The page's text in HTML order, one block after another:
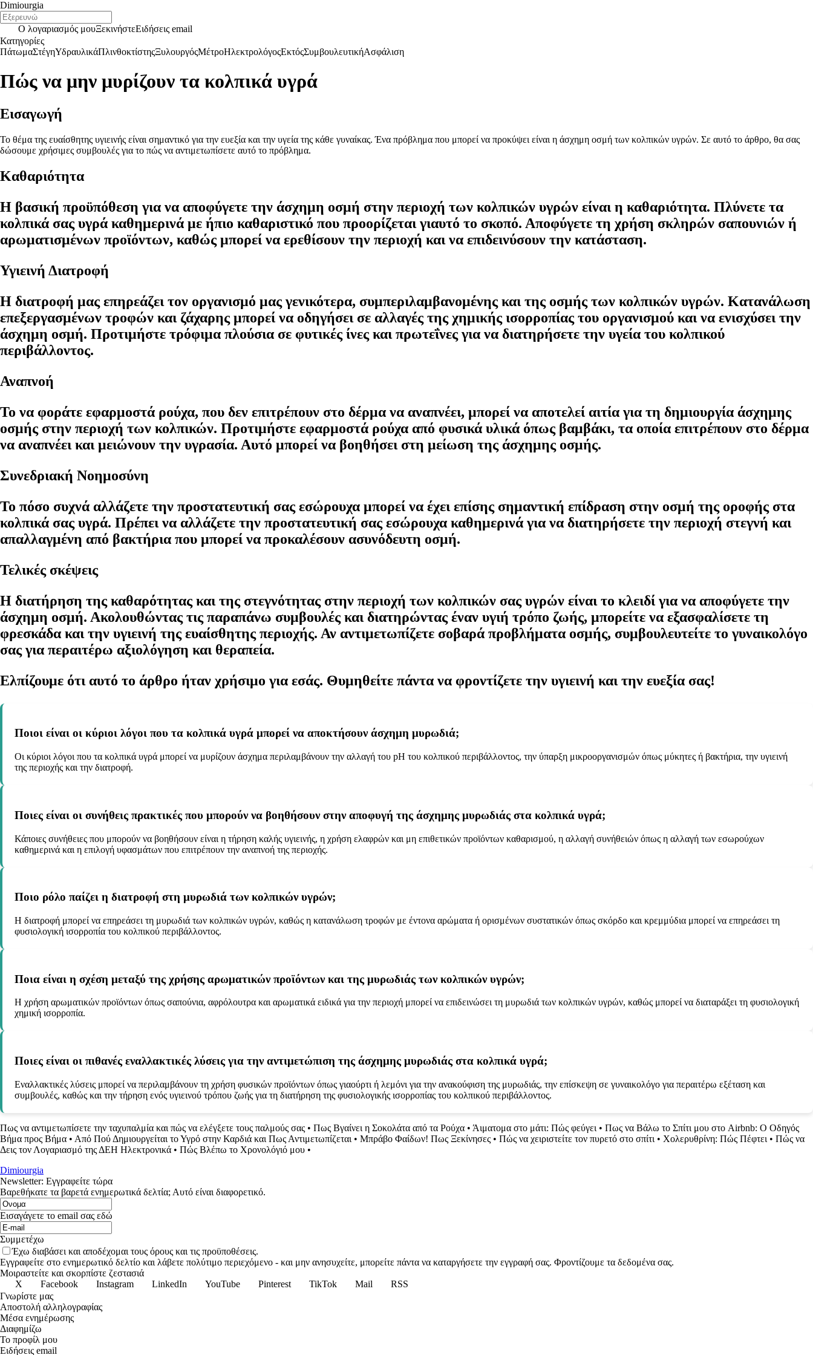
Dimiourgia
Ο λογαριασμός μουΞεκινήστεΕιδήσεις email
Κατηγορίες
ΠάτωμαΣτέγηΥδραυλικάΠλινθοκτίστηςΞυλουργόςΜέτροΗλεκτρολόγοςΕκτόςΣυμβουλευτικήΑσφάλιση
Πώς να μην μυρίζουν τα κολπικά υγρά
Εισαγωγή
Το θέμα της ευαίσθητης υγιεινής είναι σημαντικό για την ευεξία και την υγεία της κάθε γυναίκας. Ένα πρόβλημα που μπορεί να προκύψει είναι η άσχημη οσμή των κολπικών υγρών. Σε αυτό το άρθρο, θα σας
δώσουμε χρήσιμες συμβουλές για το πώς να αντιμετωπίσετε αυτό το πρόβλημα.
Καθαριότητα
Η βασική προϋπόθεση για να αποφύγετε την άσχημη οσμή στην περιοχή των κολπικών υγρών είναι η καθαριότητα. Πλύνετε τα
κολπικά σας υγρά καθημερινά με ήπιο καθαριστικό που προορίζεται γιαυτό το σκοπό. Αποφύγετε τη χρήση σκληρών σαπουνιών ή
αρωματισμένων προϊόντων, καθώς μπορεί να ερεθίσουν την περιοχή και να επιδεινύσουν την κατάσταση.
Υγιεινή Διατροφή
Η διατροφή μας επηρεάζει τον οργανισμό μας γενικότερα, συμπεριλαμβανομένης και της οσμής των κολπικών υγρών. Κατανάλωση
επεξεργασμένων τροφών και ζάχαρης μπορεί να οδηγήσει σε αλλαγές της χημικής ισορροπίας του οργανισμού και να ενισχύσει την
άσχημη οσμή. Προτιμήστε τρόφιμα πλούσια σε φυτικές ίνες και πρωτεΐνες για να διατηρήσετε την υγεία του κολπικού
περιβάλλοντος.
Αναπνοή
Το να φοράτε εφαρμοστά ρούχα, που δεν επιτρέπουν στο δέρμα να αναπνέει, μπορεί να αποτελεί αιτία για τη δημιουργία άσχημης
οσμής στην περιοχή των κολπικών. Προτιμήστε εφαρμοστά ρούχα από φυσικά υλικά όπως βαμβάκι, τα οποία επιτρέπουν στο δέρμα
να αναπνέει και μειώνουν την υγρασία. Αυτό μπορεί να βοηθήσει στη μείωση της άσχημης οσμής.
Συνεδριακή Νοημοσύνη
Το πόσο συχνά αλλάζετε την προστατευτική σας εσώρουχα μπορεί να έχει επίσης σημαντική επίδραση στην οσμή της οροφής στα
κολπικά σας υγρά. Πρέπει να αλλάζετε την προστατευτική σας εσώρουχα καθημερινά για να διατηρήσετε την περιοχή στεγνή και
απαλλαγμένη από βακτήρια που μπορεί να προκαλέσουν ασυνόδευτη οσμή.
Τελικές σκέψεις
Η διατήρηση της καθαρότητας και της στεγνότητας στην περιοχή των κολπικών σας υγρών είναι το κλειδί για να αποφύγετε την
άσχημη οσμή. Ακολουθώντας τις παραπάνω συμβουλές και διατηρώντας έναν υγιή τρόπο ζωής, μπορείτε να εξασφαλίσετε τη
φρεσκάδα και την υγιεινή της ευαίσθητης περιοχής. Αν αντιμετωπίζετε σοβαρά προβλήματα οσμής, συμβουλευτείτε το γυναικολόγο
σας για περαιτέρω αξιολόγηση και θεραπεία.
Ελπίζουμε ότι αυτό το άρθρο ήταν χρήσιμο για εσάς. Θυμηθείτε πάντα να φροντίζετε την υγιεινή και την ευεξία σας!
Ποιοι είναι οι κύριοι λόγοι που τα κολπικά υγρά μπορεί να αποκτήσουν άσχημη μυρωδιά;
Οι κύριοι λόγοι που τα κολπικά υγρά μπορεί να μυρίζουν άσχημα περιλαμβάνουν την αλλαγή του pH του κολπικού περιβάλλοντος, την ύπαρξη μικροοργανισμών όπως μύκητες ή βακτήρια, την υγιεινή
της περιοχής και την διατροφή.
Ποιες είναι οι συνήθεις πρακτικές που μπορούν να βοηθήσουν στην αποφυγή της άσχημης μυρωδιάς στα κολπικά υγρά;
Κάποιες συνήθειες που μπορούν να βοηθήσουν είναι η τήρηση καλής υγιεινής, η χρήση ελαφρών και μη επιθετικών προϊόντων καθαρισμού, η αλλαγή συνήθειών όπως η αλλαγή των εσωρούχων
καθημερινά και η επιλογή υφασμάτων που επιτρέπουν την αναπνοή της περιοχής.
Ποιο ρόλο παίζει η διατροφή στη μυρωδιά των κολπικών υγρών;
Η διατροφή μπορεί να επηρεάσει τη μυρωδιά των κολπικών υγρών, καθώς η κατανάλωση τροφών με έντονα αρώματα ή ορισμένων συστατικών όπως σκόρδο και κρεμμύδια μπορεί να επηρεάσει τη
φυσιολογική ισορροπία του κολπικού περιβάλλοντος.
Ποια είναι η σχέση μεταξύ της χρήσης αρωματικών προϊόντων και της μυρωδιάς των κολπικών υγρών;
Η χρήση αρωματικών προϊόντων όπως σαπούνια, αφρόλουτρα και αρωματικά ειδικά για την περιοχή μπορεί να επιδεινώσει τη μυρωδιά των κολπικών υγρών, καθώς μπορεί να διαταράξει τη φυσιολογική
χημική ισορροπία.
Ποιες είναι οι πιθανές εναλλακτικές λύσεις για την αντιμετώπιση της άσχημης μυρωδιάς στα κολπικά υγρά;
Εναλλακτικές λύσεις μπορεί να περιλαμβάνουν τη χρήση φυσικών προϊόντων όπως γιαούρτι ή λεμόνι για την ανακούφιση της μυρωδιάς, την επίσκεψη σε γυναικολόγο για περαιτέρω εξέταση και
συμβουλές, καθώς και την τήρηση ενός υγιεινού τρόπου ζωής για τη διατήρηση της φυσιολογικής ισορροπίας του κολπικού περιβάλλοντος.
Πως να αντιμετωπίσετε την ταχυπαλμία και πώς να ελέγξετε τους παλμούς σας • Πως Βγαίνει η Σοκολάτα από τα Ρούχα • Άιματομα στο μάτι: Πώς φεύγει • Πως να Βάλω το Σπίτι μου στο Airbnb: Ο Οδηγός
Βήμα προς Βήμα • Από Πού Δημιουργείται το Υγρό στην Καρδιά και Πως Αντιμετωπίζεται • Μπράβο Φαίδων! Πως Ξεκίνησες • Πώς να χειριστείτε τον πυρετό στο σπίτι • Χολερυθρίνη: Πώς Πέφτει • Πώς να
Δεις τον Λογαριασμό της ΔΕΗ Ηλεκτρονικά • Πώς Βλέπω το Χρονολόγιό μου •
Dimiourgia
Newsletter: Εγγραφείτε τώρα
Βαρεθήκατε τα βαρετά ενημερωτικά δελτία; Αυτό είναι διαφορετικό.
Εισαγάγετε το email σας εδώ
Συμμετέχω
Έχω διαβάσει και αποδέχομαι τους όρους και τις προϋποθέσεις.
Εγγραφείτε στο ενημερωτικό δελτίο και λάβετε πολύτιμο περιεχόμενο - και μην ανησυχείτε, μπορείτε πάντα να καταργήσετε την εγγραφή σας. Φροντίζουμε τα δεδομένα σας.
Μοιραστείτε και σκορπίστε ζεστασιά
X
Facebook Instagram LinkedIn YouTube Pinterest TikTok Mail
RSS
Γνωρίστε μας
Αποστολή αλληλογραφίας
Μέσα ενημέρωσης
Διαφημίζω
Το προφίλ μου
Ειδήσεις email